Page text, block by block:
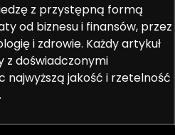
z przystępną formą
od biznesu i finansów, przez
i zdrowie. Każdy artykuł
z doświadczonymi
jakość i rzetelność